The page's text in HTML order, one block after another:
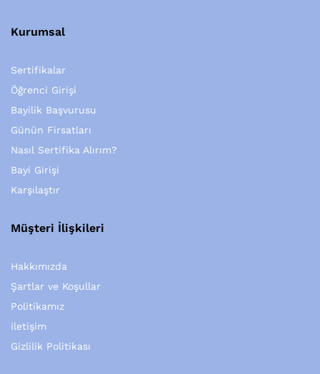
Kurumsal
Sertifikalar
Öğrenci Girişi
Bayilik Başvurusu
Günün Firsatları
Nasıl Sertifika Alırım?
Bayi Girişi
Karşılaştır
Müşteri İlişkileri
Hakkımızda
Şartlar ve Koşullar
Politikamız
iletişim
Gizlilik Politikası